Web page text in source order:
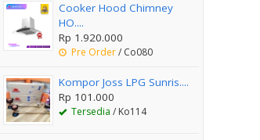
Cooker Hood Chimney
HO....
Rp 1.920.000
Pre Order/ Co080
Kompor Joss LPG Sunris....
Rp 101.000
Tersedia / Ko114